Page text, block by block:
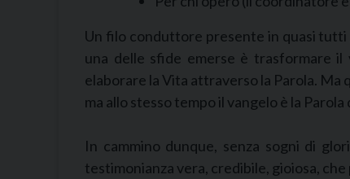
Un filo conduttore presente in quasi tutti
una delle sfide emerse è trasformare
elaborare la Vita attraverso la Parola. Ma
ma allo stesso tempo il vangelo è la
In cammino dunque, senza sogni di
testimonianza vera, credibile, gioiosa,